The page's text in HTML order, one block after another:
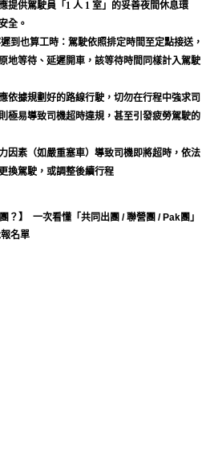
提供駕駛員「1 人 1 室」的妥善夜間休息環
全。
到也算工時：駕駛依照排定時間至定點接送，
地等待、延遲開車，該等待時間同樣計入駕駛
依據規劃好的路線行駛，切勿在行程中強求司
極易導致司機超時違規，甚至引發疲勞駕駛的
因素（如嚴重塞車）導致司機即將超時，依法
換駕駛，或調整後續行程
團？】一次看懂「共同出團 / 聯營團 / Pak團」
名單